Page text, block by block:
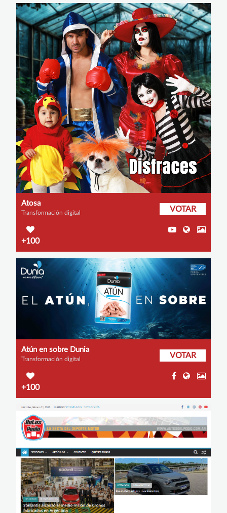
Atosa
Transformación digital VOTAR
+100
Atún en sobre Dunia
Transformación digital VOTAR
+100